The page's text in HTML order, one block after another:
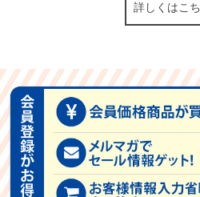
詳しくはこ